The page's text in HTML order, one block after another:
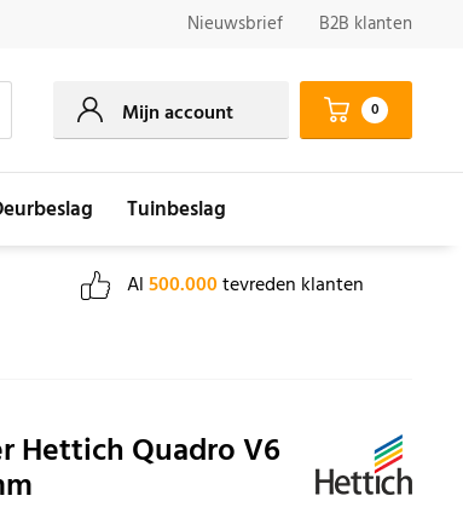
Nieuwsbrief B2B klanten
Mijn account 0
Tuinbeslag
Al500.000tevreden klanten
Hettich Quadro V6